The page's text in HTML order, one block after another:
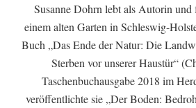
Susanne Dohrn lebt als Autorin und
einem alten Garten in Schleswig-
Buch „Das Ende der Natur: Die
Sterben vor unserer Haustür“
Taschenbuchausgabe 2018 im
veröffentlichte sie „Der Boden: